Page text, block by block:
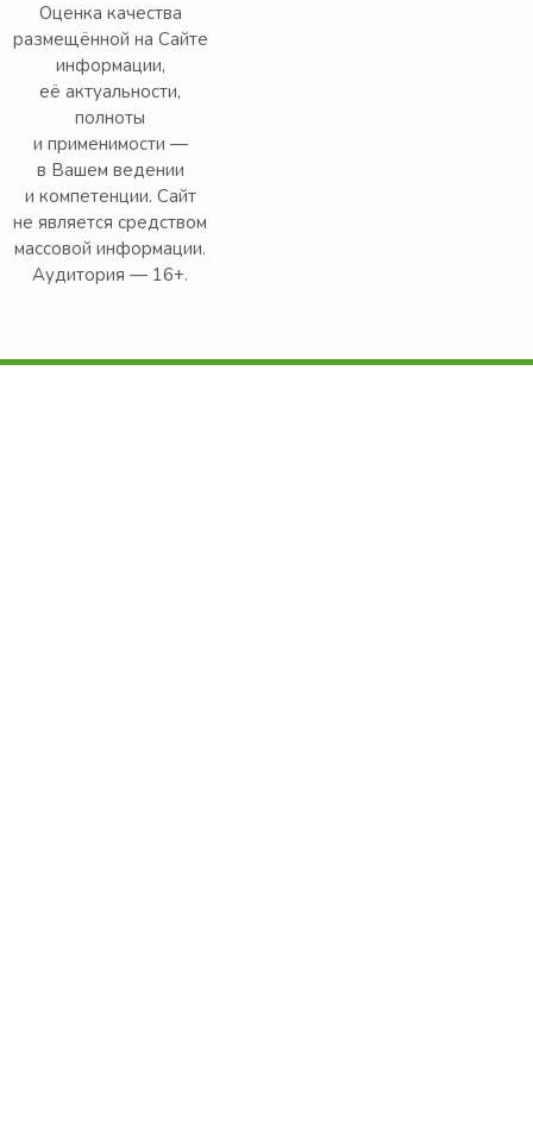
Оценка качества
размещённой на Сайте
информации,
её актуальности,
полноты
и применимости —
в Вашем ведении
и компетенции. Сайт
не является средством
массовой информации.
Аудитория — 16+.